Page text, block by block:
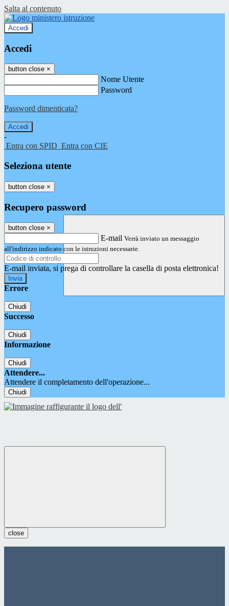
Salta al contenuto
Accedi
Accedi
button close ×
Nome Utente
Password
Password dimenticata?
-
Entra con SPID Entra con CIE
Seleziona utente
button close ×
Recupero password
button close ×
E-mail Verrà inviato un messaggio
all'indirizzo indicato con le istruzioni necessarie.
E-mail inviata, si prega di controllare la casella di posta elettronica!
Errore
Chiudi
Successo
Chiudi
Informazione
Chiudi
Attendere...
Attendere il completamento dell'operazione...
Chiudi
close